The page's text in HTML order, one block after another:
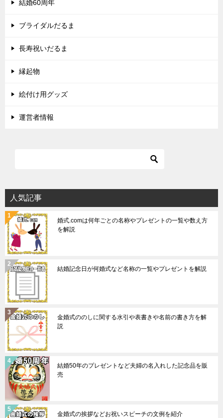
結婚60周年
ブライダルだるま
長寿祝いだるま
縁起物
絵付け用グッズ
運営者情報
人気記事
婚式.comは何年ごとの名称やプレゼントの一覧や数え方
を解説
結婚記念日が何婚式など名称の一覧やプレゼントを解説
金婚式ののしに関する水引や表書きや名前の書き方を解
説
結婚50年のプレゼントなど夫婦の名入れした記念品を販
売
金婚式の挨拶などお祝いスピーチの文例を紹介